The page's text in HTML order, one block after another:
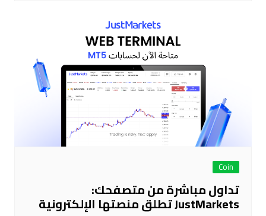
Coin
تداول مباشرة من متصفحك:
JustMarkets تطلق منصتها الإلكترونية